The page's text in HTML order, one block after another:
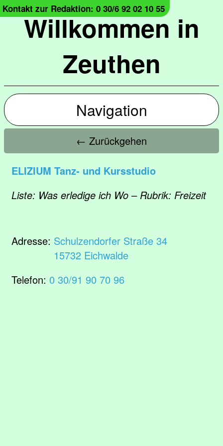
Willkommen in
Zeuthen
Kontakt zur Redaktion: 0 30/6 92 02 10 55
Navigation
← Zurückgehen
ELIZIUM Tanz- und Kursstudio
Liste: Was erledige ich Wo – Rubrik: Freizeit
Adresse: Schulzendorfer Straße 34
15732 Eichwalde
Telefon: 0 30/91 90 70 96